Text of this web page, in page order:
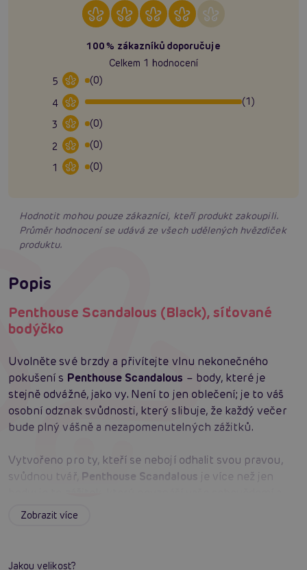
100% zákazníků doporučuje
Celkem 1 hodnocení
5
(0)
4
(1)
3
(0)
2
(0)
1
(0)
Hodnotit mohou pouze zákazníci, kteří produkt zakoupili.
Průměr hodnocení se udává ze všech udělených hvězdiček
produktu.
Popis
Penthouse Scandalous (Black), síťované
bodýčko
Uvolněte své brzdy a přivítejte vlnu nekonečného
pokušení s Penthouse Scandalous – body, které je
stejně odvážné, jako vy. Není to jen oblečení; je to váš
osobní odznak svůdnosti, který slibuje, že každý večer
bude plný vášně a nezapomenutelných zážitků.
Vytvořeno pro ty, kteří se nebojí odhalit svou pravou,
svůdnou tvář, Penthouse Scandalous je více než jen
oslavuje jedinečnost vašeho těla. S velkými oky, které
provokativní estetikou.
Zobrazit více
Jakou velikost?